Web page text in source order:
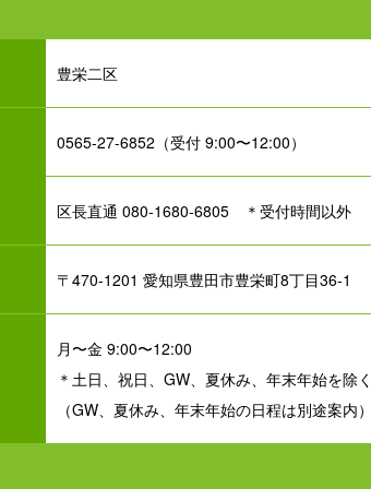
豊栄二区
0565-27-6852（受付 9:00〜12:00）
区長直通 080-1680-6805 ＊受付時間以外
〒470-1201 愛知県豊田市豊栄町8丁目36-1
月〜金 9:00〜12:00
＊土日、祝日、GW、夏休み、年末年始を除
（GW、夏休み、年末年始の日程は別途案内